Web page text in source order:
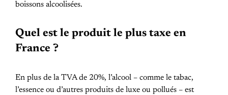
boissons alcoolisées.
Quel est le produit le plus taxe en
France ?
En plus de la TVA de 20%, l’alcool – comme le tabac,
l’essence ou d’autres produits de luxe ou pollués – est